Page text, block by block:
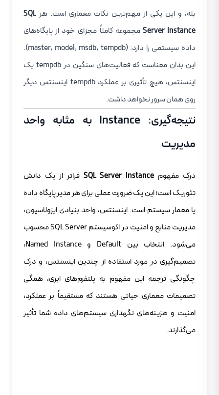
بله، و این یکی از مهم‌ترین نکات معماری است. هر SQL
Server Instance مجموعه کاملاً مجزای خود از پایگاه‌های
داده سیستمی را دارد: (master, model, msdb, tempdb).
این بدان معناست که فعالیت‌های سنگین در tempdb یک
اینسنتس، هیچ تأثیری بر عملکرد tempdb اینسنتس دیگر
روی همان سرور نخواهد داشت.
نتیجه‌گیری: Instance به مثابه واحد
مدیریت
درک مفهوم SQL Server Instance فراتر از یک دانش
تئوریک است؛ این یک ضرورت عملی برای هر مدیر پایگاه داده
یا معمار سیستم است. اینسنتس، واحد بنیادی ایزولاسیون،
مدیریت منابع و امنیت در اکوسیستم SQL Server محسوب
می‌شود. انتخاب بین Default و Named Instance،
تصمیم‌گیری در مورد استفاده از چندین اینسنتس، و درک
چگونگی ترجمه این مفهوم به پلتفرم‌های ابری، همگی
تصمیمات معماری حیاتی هستند که مستقیماً بر عملکرد،
امنیت و هزینه‌های نگهداری سیستم‌های داده شما تأثیر
می‌گذارند.